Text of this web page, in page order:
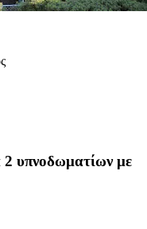
2 υπνοδωματίων με